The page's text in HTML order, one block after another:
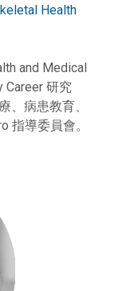
Health
and Medical
Career 研究
、病患教育、
指導委員會。